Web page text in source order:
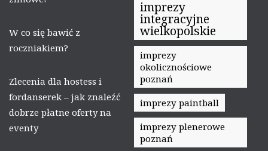
W co się bawić z
roczniakiem?
Zlecenia dla hostess i
fordanserek – jak znaleźć
dobrze płatne oferty na
eventy
imprezy
integracyjne
wielkopolskie
imprezy
okolicznościowe
poznań
imprezy paintball
imprezy plenerowe
poznań